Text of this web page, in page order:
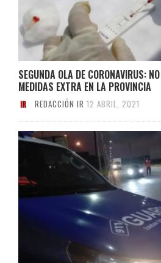
SEGUNDA OLA DE CORONAVIRUS:
MEDIDAS EXTRA EN LA PROVINCIA
REDACCIÓN IR 12 ABRIL, 2021